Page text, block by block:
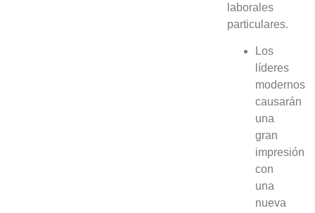
laborales
particulares.
Los
líderes
modernos
causarán
una
gran
impresión
con
una
nueva